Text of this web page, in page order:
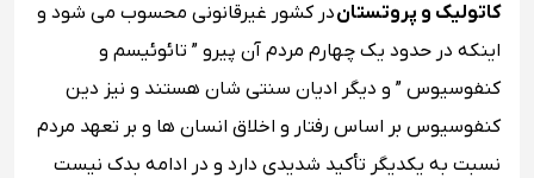
کاتولیک و پروتستاندر کشور غیرقانونی محسوب می شود و
اینکه در حدود یک چهارم مردم آن پیرو ” تائوئیسم و
کنفوسیوس ” و دیگر ادیان سنتی شان هستند و نیز دین
کنفوسیوس بر اساس رفتار و اخلاق انسان‌ ها و بر تعهد مردم
نسبت به یکدیگر تأکید شدیدی دارد و در ادامه بدک نیست